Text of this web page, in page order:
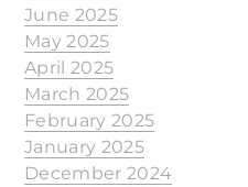
June 2025
May 2025
April 2025
March 2025
February 2025
January 2025
December 2024